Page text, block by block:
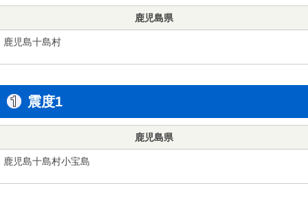
鹿児島県
鹿児島十島村
震度1
鹿児島県
鹿児島十島村小宝島